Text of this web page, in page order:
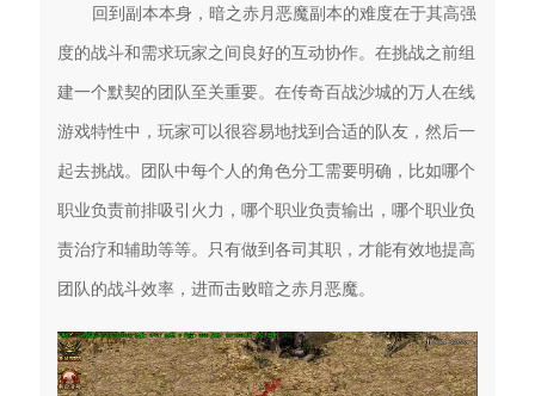
回到副本本身，暗之赤月恶魔副本的难度在于其高强
度的战斗和需求玩家之间良好的互动协作。在挑战之前组
建一个默契的团队至关重要。在传奇百战沙城的万人在线
游戏特性中，玩家可以很容易地找到合适的队友，然后一
起去挑战。团队中每个人的角色分工需要明确，比如哪个
职业负责前排吸引火力，哪个职业负责输出，哪个职业负
责治疗和辅助等等。只有做到各司其职，才能有效地提高
团队的战斗效率，进而击败暗之赤月恶魔。